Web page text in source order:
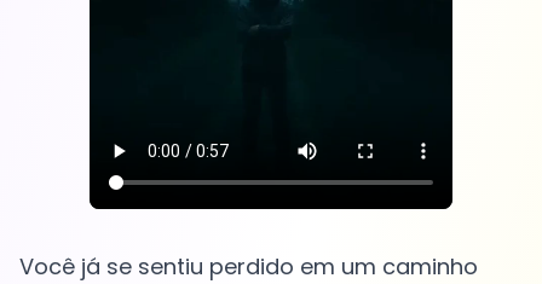
Você já se sentiu perdido em um caminho